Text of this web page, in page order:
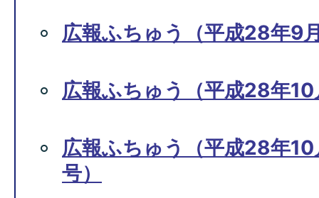
広報ふちゅう（平成28年9
広報ふちゅう（平成28年
広報ふちゅう（平成28年
号）